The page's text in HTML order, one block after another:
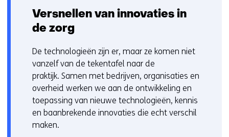
Versnellen van innovaties in
de zorg
De technologieën zijn er, maar ze komen niet
vanzelf van de tekentafel naar de
praktijk. Samen met bedrijven, organisaties en
overheid werken we aan de ontwikkeling en
toepassing van nieuwe technologieën, kennis
en baanbrekende innovaties die echt verschil
maken.